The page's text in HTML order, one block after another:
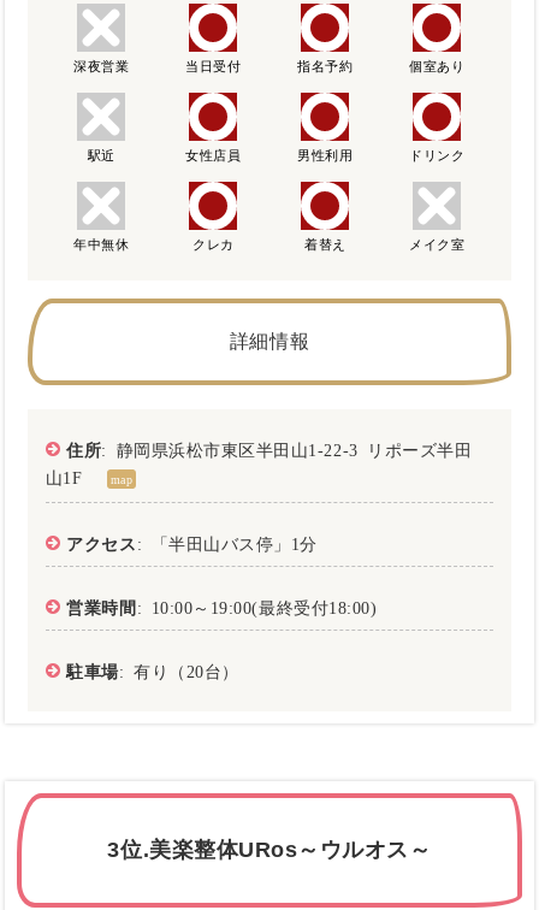
深夜営業 当日受付 指名予約 個室あり
駅近 女性店員 男性利用 ドリンク
年中無休 クレカ 着替え メイク室
詳細情報
住所: 静岡県浜松市東区半田山1-22-3 リポーズ半田
山1F
map
アクセス : 「半田山バス停」1分
営業時間: 10:00～19:00(最終受付18:00)
駐車場: 有り（20台）
3位.美楽整体URos～ウルオス～